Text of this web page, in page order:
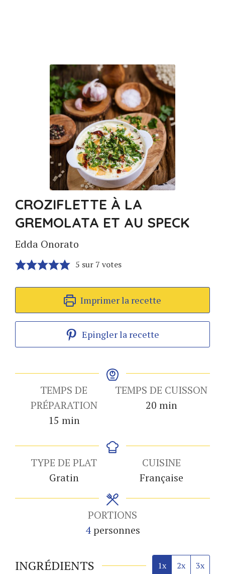
CROZIFLETTE À LA
GREMOLATA ET AU SPECK
Edda Onorato
5 sur 7 votes
Imprimer la recette
Epingler la recette
TEMPS DE
PRÉPARATION
15 minutes
min
TEMPS DE CUISSON
20minutes
min
TYPE DE PLAT
Gratin
CUISINE
Française
PORTIONS
4 personnes
INGRÉDIENTS 1x 2x 3x